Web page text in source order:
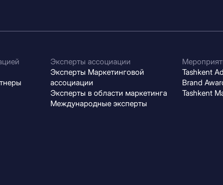
Эксперты ассоциации
Эксперты Маркетинговой
ассоциации
Эксперты в области маркетинга
Международные эксперты
Tashkent
Brand
Tashkent